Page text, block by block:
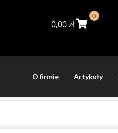
0,00zł
0
O firmie Artykuły